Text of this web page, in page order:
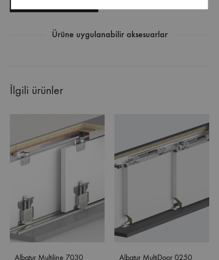
Ürüne uygulanabilir aksesuarlar
İlgili ürünler
Albatur Multiline 7030
Albatur MultiDoor 0250